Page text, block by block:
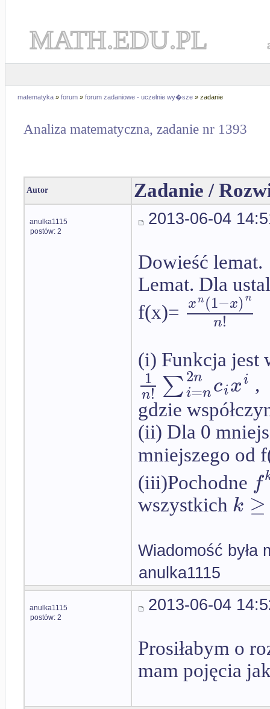
MATH.EDU.PL
matematyka » forum » forum zadaniowe - uczelnie wy�sze » zadanie
Analiza matematyczna, zadanie nr 1393
Autor Zadanie /
anulka1115
postów: 2
2013-06-04
Dowieść lemat.
Lemat. Dla
f(x)= xn(1−x)n
n!
(i) Funkcja jest
1
n! ∑2n
i=ncixi ,
gdzie
(ii) Dla 0
mniejszego od
(iii)Pochodne f
wszystkich k ≥
Wiadomość była
anulka1115
anulka1115
postów: 2
2013-06-04
Prosiłabym o
mam pojęcia